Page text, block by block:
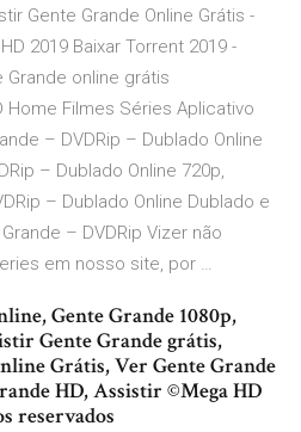
Gente Grande Online Grátis -
2019 Baixar Torrent 2019 -
Grande online grátis
Filmes Séries Aplicativo
– DVDRip – Dublado Online
– Dublado Online 720p,
– Dublado Online Dublado e
– DVDRip Vizer não
em nosso site, por …
Gente Grande 1080p,
Gente Grande grátis,
Grátis, Ver Gente Grande
HD, Assistir ©Mega HD
reservados